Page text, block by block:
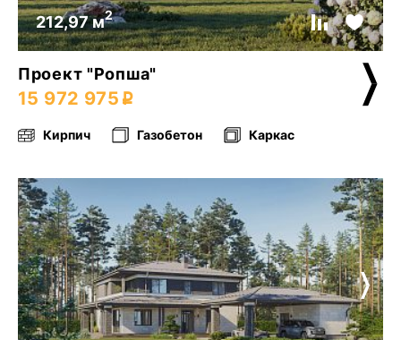
212,97 м2
Проект "Ропша"
15 972 975
Кирпич Газобетон Каркас